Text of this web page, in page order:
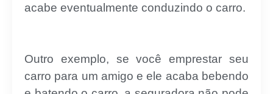
acabe eventualmente conduzindo o carro.
Outro exemplo, se você emprestar seu
carro para um amigo e ele acaba bebendo